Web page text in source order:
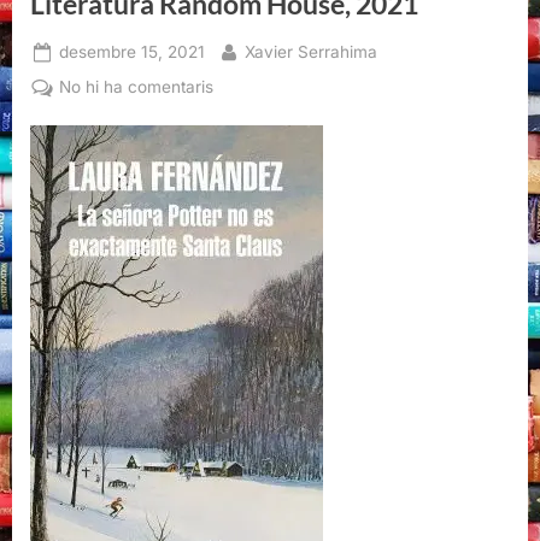
Posted
on
desembre 15, 2021 By
Xavier Serrahima
No hi ha comentarisa
Potter
no
es
exactamente
Claus,
Laura
Fernández,
Literatura
Random
House,
2021